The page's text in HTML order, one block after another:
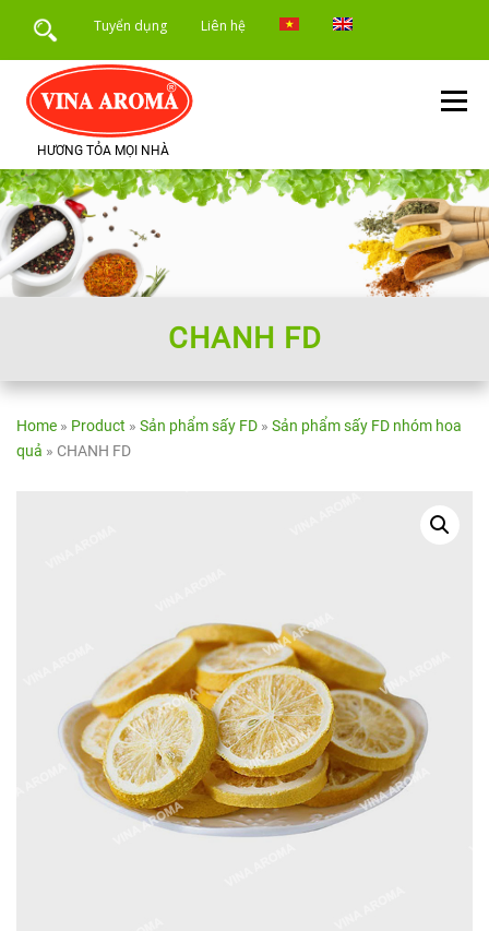
Tuyển dụng Liên hệ
HƯƠNG TỎA MỌI NHÀ
Menu
TRANG CHỦ GIỚI THIỆU SẢN PHẨM
DỊCH VỤ TIN TỨC
CHANH FD
Home » Product » Sản phẩm sấy FD » Sản phẩm sấy FD nhóm hoa
quả » CHANH FD